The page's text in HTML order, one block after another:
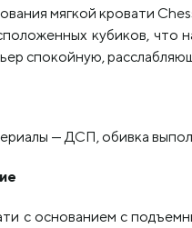
мягкой кровати
кубиков, что
спокойную,
— ДСП, обивка
с основанием с